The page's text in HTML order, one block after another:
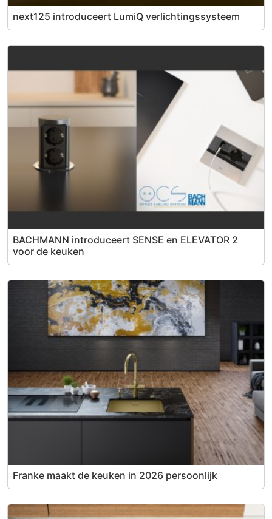
next125 introduceert LumiQ verlichtingssysteem
BACHMANN introduceert SENSE en ELEVATOR 2
voor de keuken
Franke maakt de keuken in 2026 persoonlijk